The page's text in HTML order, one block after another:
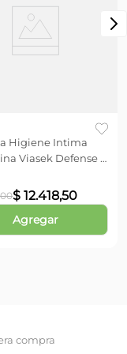
Higiene Intima
Viasek Defense x
00$ 12.418,50
Agregar
compra